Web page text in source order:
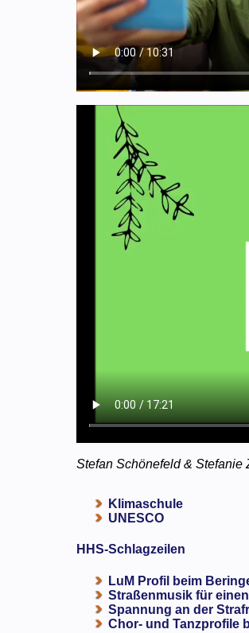
Stefan Schönefeld & Stefanie
Klimaschule
UNESCO
HHS-Schlagzeilen
LuM Profil beim
Straßenmusik für
Spannung an der
Chor- und Tanzprofile